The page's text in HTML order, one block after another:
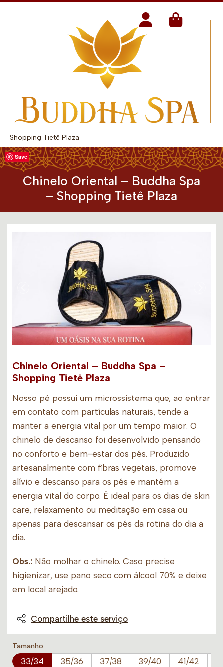
Shopping Tietê Plaza
Chinelo Oriental – Buddha Spa
– Shopping Tietê Plaza
Save
Chinelo Oriental – Buddha Spa –
Shopping Tietê Plaza
Nosso pé possui um microssistema que, ao entrar
em contato com partículas naturais, tende a
manter a energia vital por um tempo maior. O
chinelo de descanso foi desenvolvido pensando
no conforto e bem-estar dos pés. Produzido
artesanalmente com fibras vegetais, promove
alívio e descanso para os pés e mantém a
energia vital do corpo. É ideal para os dias de skin
care, relaxamento ou meditação em casa ou
apenas para descansar os pés da rotina do dia a
dia.
Obs.: Não molhar o chinelo. Caso precise
higienizar, use pano seco com álcool 70% e deixe
em local arejado.
Compartilhe este serviço
Tamanho
33/34 35/36 37/38 39/40 41/42